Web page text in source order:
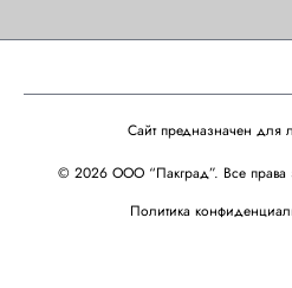
© 2026 ООО “Пакград”. Все
Политика
Сайт предназначен для